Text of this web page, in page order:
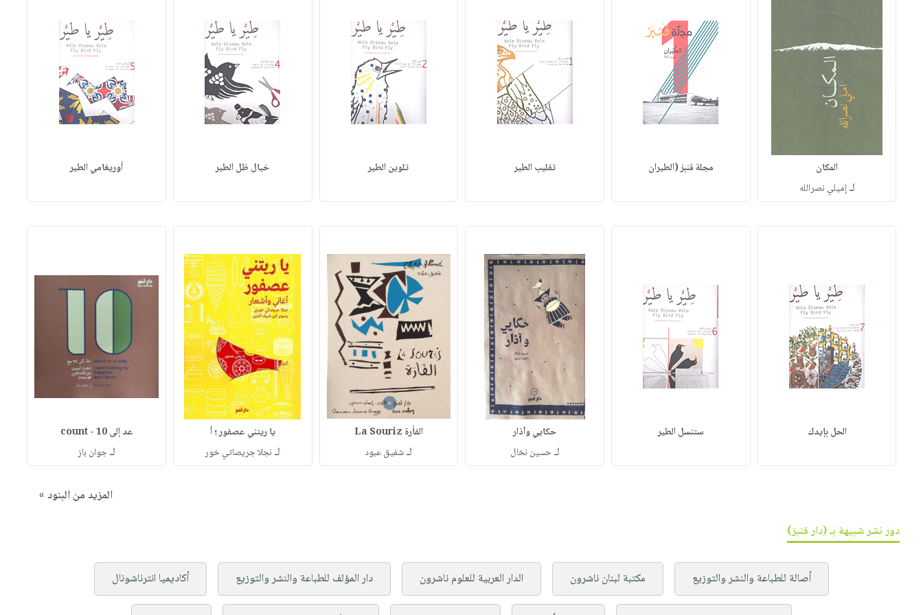
المكان
لـإميلي نصرالله
مجلة قنبز (الطيران تقليب الطير تلوين الطير خيال ظل الطير أوريغامي الطير
الحل بإيدك ستنسل الطير حكايي وآذار
لـحسين نخال
الفأرة La Souriz
لـشفيق عبود
يا ريتني عصفور ؛ أ
لـ نجلا جريصاتي خور
عد إلى 10 - count
لـجوان باز
المزيد من البنود »
دور نشر شبيهة بـ (دار قنبز)
أصالة للطباعة والنشر والتوزيع مكتبة لبنان ناشرون الدار العربية للعلوم ناشرون دار المؤلف للطباعة والنشر والتوزيع أكاديميا انترناشونال